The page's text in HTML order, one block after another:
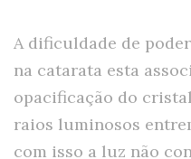
A dificuldade de
na catarata esta
opacificação do
raios luminosos
com isso a luz não